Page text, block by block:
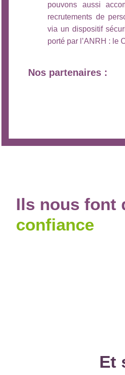
pouvons aussi
recrutements de
via un dispositif
porté par l’ANRH : le
Nos partenaires :
Ils nous font
confiance
Et